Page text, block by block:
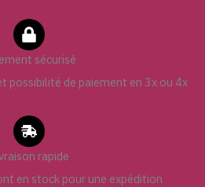
sécurisé
possibilité de paiement en 3x ou 4x
rapide
en stock pour une expédition